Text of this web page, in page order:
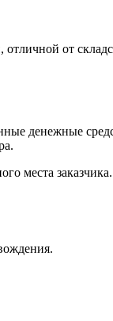
от
денежные
места